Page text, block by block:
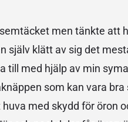
men tänkte att
själv klätt av sig det
till med hjälp av min
som kan vara bra
med skydd för öron